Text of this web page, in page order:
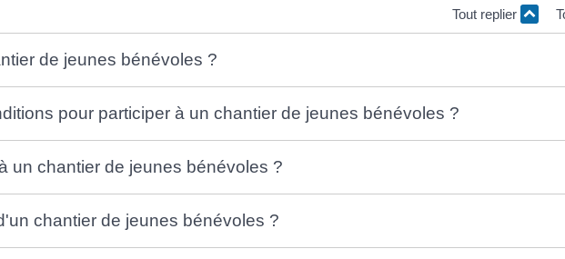
Tout replier
de jeunes bénévoles ?
pour participer à un chantier de jeunes bénévoles ?
un chantier de jeunes bénévoles ?
chantier de jeunes bénévoles ?